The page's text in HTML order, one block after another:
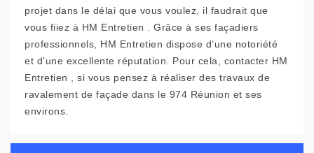
projet dans le délai que vous voulez, il faudrait que
vous fiiez à HM Entretien . Grâce à ses façadiers
professionnels, HM Entretien dispose d’une notoriété
et d’une excellente réputation. Pour cela, contacter HM
Entretien , si vous pensez à réaliser des travaux de
ravalement de façade dans le 974 Réunion et ses
environs.